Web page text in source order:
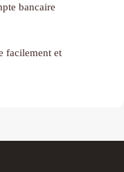
bancaire
facilement et